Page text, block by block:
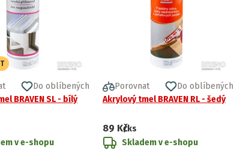
Do oblíbených
BRAVEN SL - bílý
v e-shopu
Porovnat
Do oblíbených
Akrylový tmel BRAVEN RL - šedý
89 Kč/ks
Skladem v e-shopu